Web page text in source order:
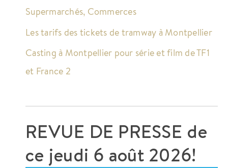
Supermarchés, Commerces
Les tarifs des tickets de tramway à Montpellier
Casting à Montpellier pour série et film de TF1
et France 2
REVUE DE PRESSE de
ce jeudi 6 août 2026!